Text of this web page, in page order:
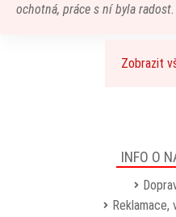
ochotná, práce s ní byla
Zobrazit
INFO O
Reklamace,